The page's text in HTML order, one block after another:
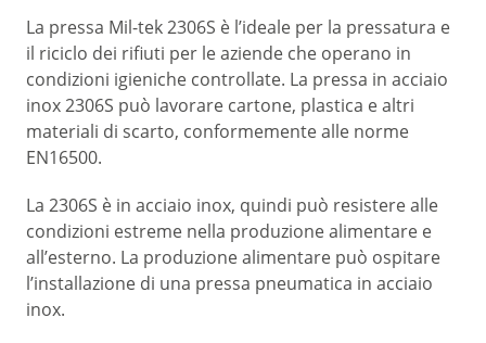
La pressa Mil-tek 2306S è l’ideale per la pressatura e
il riciclo dei rifiuti per le aziende che operano in
condizioni igieniche controllate. La pressa in acciaio
inox 2306S può lavorare cartone, plastica e altri
materiali di scarto, conformemente alle norme
EN16500.
La 2306S è in acciaio inox, quindi può resistere alle
condizioni estreme nella produzione alimentare e
all’esterno. La produzione alimentare può ospitare
l’installazione di una pressa pneumatica in acciaio
inox.